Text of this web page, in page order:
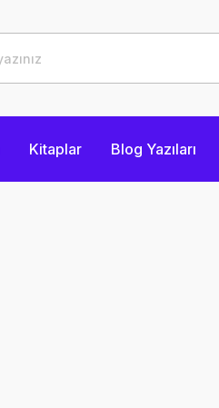
Kitaplar Blog Yazıları